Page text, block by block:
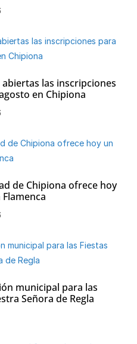
las inscripciones
en Chipiona
de Chipiona ofrece hoy
municipal para las
Señora de Regla